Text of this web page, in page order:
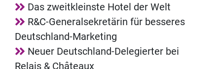
Das zweitkleinste Hotel der Welt
R&C-Generalsekretärin für besseres
Deutschland-Marketing
Neuer Deutschland-Delegierter bei
Relais & Châteaux